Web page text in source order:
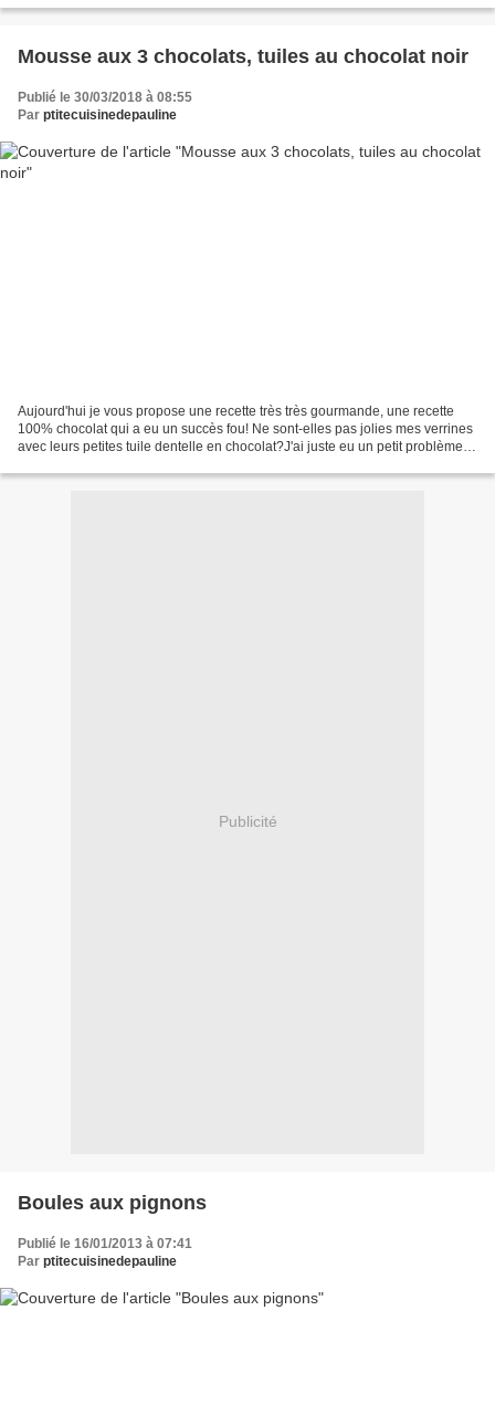
Mousse aux 3 chocolats, tuiles au chocolat noir
Publié le 30/03/2018 à 08:55
Par ptitecuisinedepauline
Aujourd'hui je vous propose une recette très très gourmande, une recette
100% chocolat qui a eu un succès fou! Ne sont-elles pas jolies mes verrines
avec leurs petites tuile dentelle en chocolat?J'ai juste eu un petit problème
Publicité
Boules aux pignons
Publié le 16/01/2013 à 07:41
Par ptitecuisinedepauline